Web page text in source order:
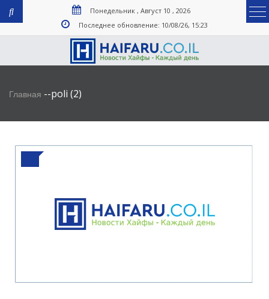
Понедельник , Август 10 , 2026
Последнее обновление: 10/08/26, 15:23
Главная --poli (2)